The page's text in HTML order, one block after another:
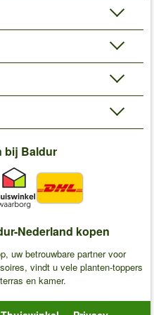
bij Baldur
Nederland kopen
uw betrouwbare partner voor
vindt u vele planten-toppers
en kamer.